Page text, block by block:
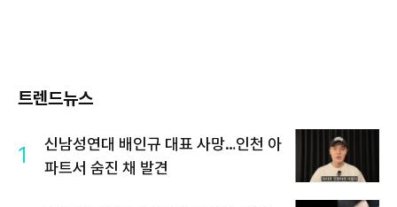
트렌드뉴스
1
신남성연대 배인규 대표 사망…인천 아
파트서 숨진 채 발견